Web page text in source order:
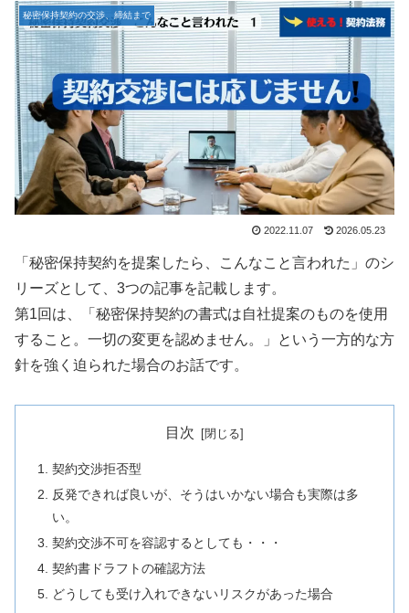
秘密保持契約の交渉、締結まで
2022.11.07 2026.05.23
「秘密保持契約を提案したら、こんなこと言われた」のシ
リーズとして、3つの記事を記載します。
第1回は、「秘密保持契約の書式は自社提案のものを使用
すること。一切の変更を認めません。」という一方的な方
針を強く迫られた場合のお話です。
目次
契約交渉拒否型
反発できれば良いが、そうはいかない場合も実際は多
い。
契約交渉不可を容認するとしても・・・
契約書ドラフトの確認方法
どうしても受け入れできないリスクがあった場合